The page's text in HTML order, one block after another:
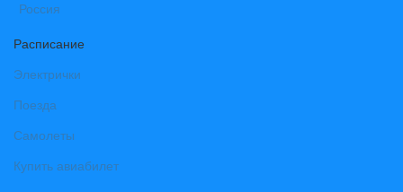
Расписание
Электрички
Поезда
Самолеты
Купить авиабилет